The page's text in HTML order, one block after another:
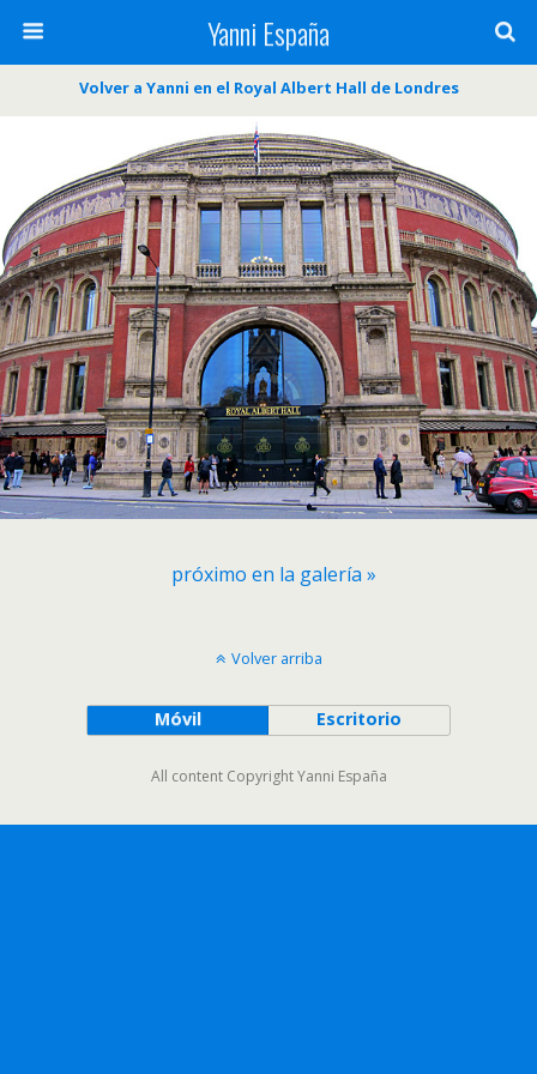
Yanni España
Volver a Yanni en el Royal Albert Hall de Londres
próximo en la galería »
Volver arriba
Móvil Escritorio
All content Copyright Yanni España